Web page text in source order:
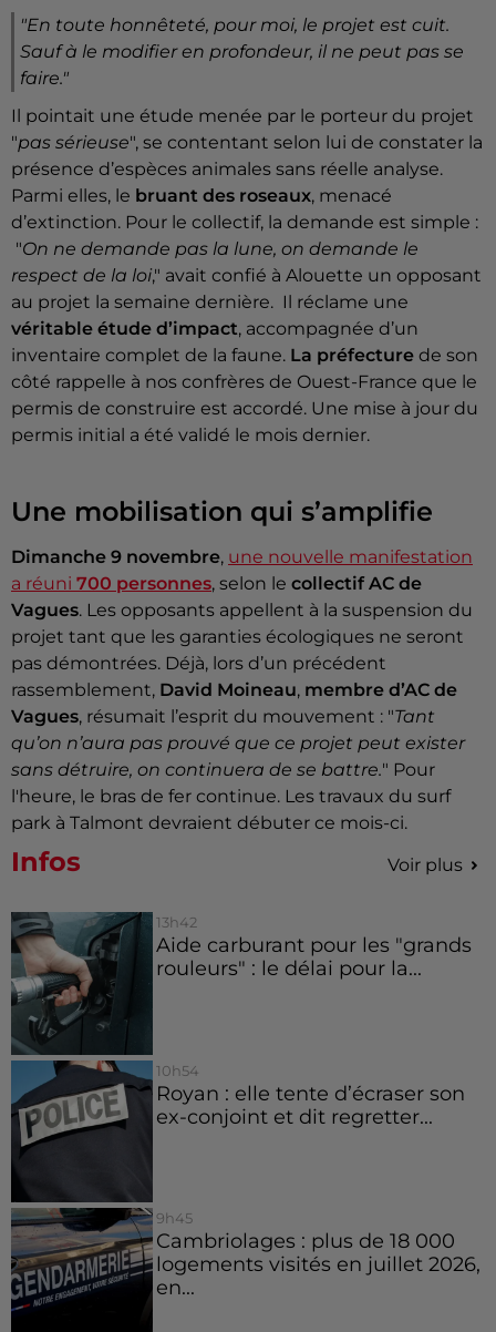
"En toute honnêteté, pour moi, le projet est cuit.
Sauf à le modifier en profondeur, il ne peut pas se
faire."
Il pointait une étude menée par le porteur du projet
"pas sérieuse", se contentant selon lui de constater la
présence d’espèces animales sans réelle analyse.
Parmi elles, le bruant des roseaux, menacé
d’extinction. Pour le collectif, la demande est simple :
"On ne demande pas la lune, on demande le
respect de la loi," avait confié à Alouette un opposant
au projet la semaine dernière. Il réclame une
véritable étude d’impact, accompagnée d’un
inventaire complet de la faune. La préfecture de son
côté rappelle à nos confrères de Ouest-France que le
permis de construire est accordé. Une mise à jour du
permis initial a été validé le mois dernier.
Une mobilisation qui s’amplifie
Dimanche 9 novembre, une nouvelle manifestation
a réuni 700 personnes, selon le collectif AC de
Vagues. Les opposants appellent à la suspension du
projet tant que les garanties écologiques ne seront
pas démontrées. Déjà, lors d’un précédent
rassemblement, David Moineau, membre d’AC de
Vagues, résumait l’esprit du mouvement : "Tant
qu’on n’aura pas prouvé que ce projet peut exister
sans détruire, on continuera de se battre." Pour
l'heure, le bras de fer continue. Les travaux du surf
park à Talmont devraient débuter ce mois-ci.
Infos Voir plus
13h42
Aide carburant pour les "grands
rouleurs" : le délai pour la...
10h54
Royan : elle tente d’écraser son
ex-conjoint et dit regretter...
9h45
Cambriolages : plus de 18 000
logements visités en juillet 2026,
en...